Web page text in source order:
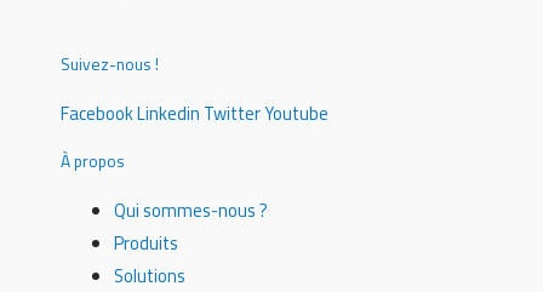
Suivez-nous !
FacebookLinkedin TwitterYoutube
À propos
Qui sommes-nous ?
Produits
Solutions